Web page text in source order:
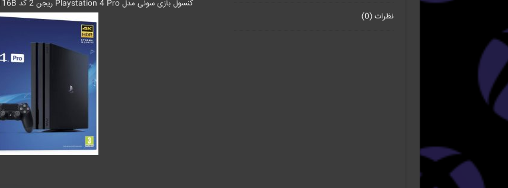
نظرات (0)
کنسول بازی سونی مدل Playstation 4 Pro ریجن 2 کد CUH-7116B ظرفیت 1 ترابایت